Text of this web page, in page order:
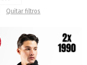
Quitar filtros